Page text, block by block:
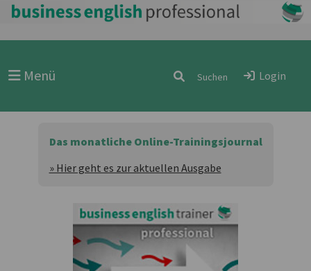
Menü Login
Das monatliche Online-Trainingsjournal
» Hier geht es zur aktuellen Ausgabe